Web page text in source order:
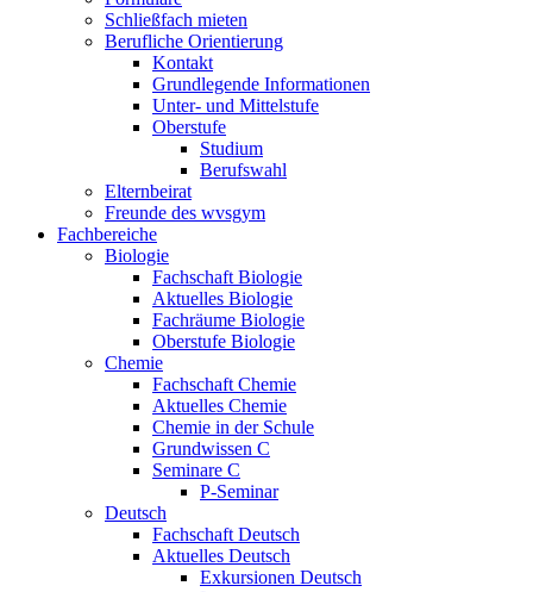
Schließfach mieten
Berufliche Orientierung
Kontakt
Grundlegende Informationen
Unter- und Mittelstufe
Oberstufe
Studium
Berufswahl
Elternbeirat
Freunde des wvsgym
Fachbereiche
Biologie
Fachschaft Biologie
Aktuelles Biologie
Fachräume Biologie
Oberstufe Biologie
Chemie
Fachschaft Chemie
Aktuelles Chemie
Chemie in der Schule
Grundwissen C
Seminare C
P-Seminar
Deutsch
Fachschaft Deutsch
Aktuelles Deutsch
Exkursionen Deutsch